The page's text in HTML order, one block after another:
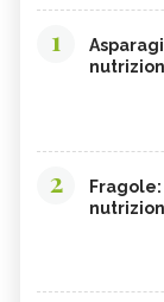
1
2